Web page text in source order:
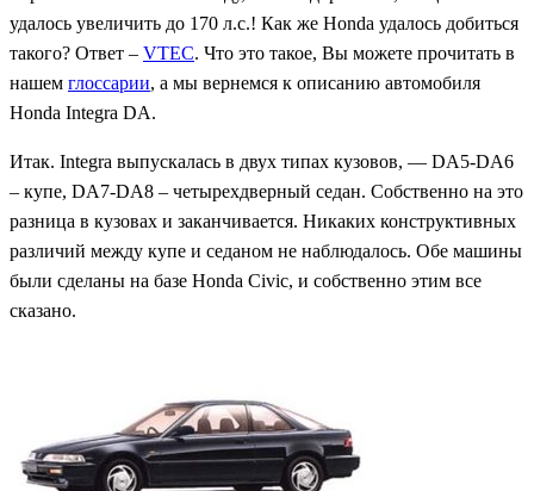
удалось увеличить до 170 л.с.! Как же Honda удалось добиться
такого? Ответ – VTEC. Что это такое, Вы можете прочитать в
нашем глоссарии, а мы вернемся к описанию автомобиля
Honda Integra DA.
Итак. Integra выпускалась в двух типах кузовов, — DA5-DA6
– купе, DA7-DA8 – четырехдверный седан. Собственно на это
разница в кузовах и заканчивается. Никаких конструктивных
различий между купе и седаном не наблюдалось. Обе машины
были сделаны на базе Honda Civic, и собственно этим все
сказано.